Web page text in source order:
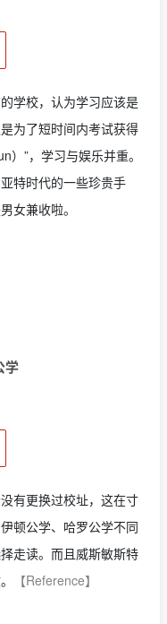
学校，认为学习应该是
为了短时间内考试获得
”，学习与娱乐并重。
特时代的一些珍贵手
女兼收啦。
学
有更换过校址，这在寸
顿公学、哈罗公学不同
走读。而且威斯敏斯特
【Reference】